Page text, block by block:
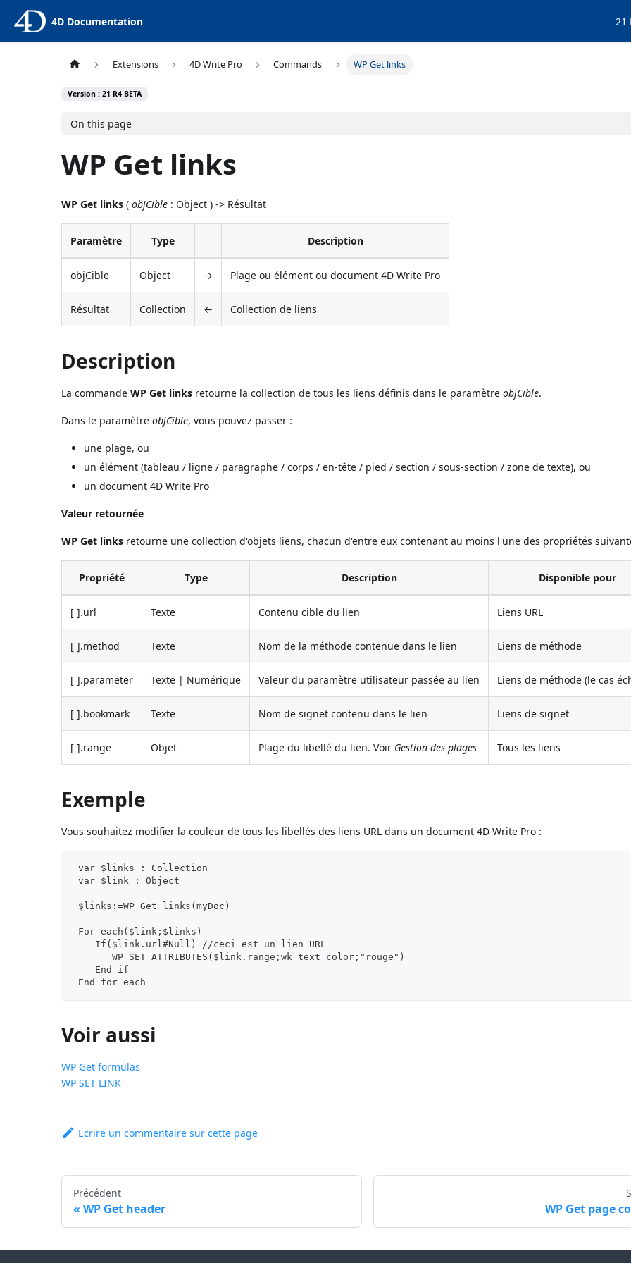
4D Documentation 21
Extensions 4D Write Pro Commands WP Get links
Version : 21 R4 BETA
On this page
WP Get links
WP Get links (objCible : Object ) -> Résultat
Paramètre Type Description
objCible Object → Plage ou élément ou document 4D Write Pro
Résultat Collection ← Collection de liens
Description
La commandeWP Get links retourne la collection de tous les liens définis dans le paramètreobjCible.
Dans le paramètreobjCible, vous pouvez passer :
une plage, ou
un élément (tableau / ligne / paragraphe / corps / en-tête / pied / section / sous-section / zone de texte), ou
un document 4D Write Pro
Valeur retournée
WP Get links retourne une collection d'objets liens, chacun d'entre eux contenant au moins l'une des propriétés
Propriété Type Description Disponible pour
[ ].url Texte Contenu cible du lien Liens URL
[ ].method Texte Nom de la méthode contenue dans le lien Liens de méthode
[ ].parameter Texte | Numérique Valeur du paramètre utilisateur passée au lien Liens de méthode (le cas
[ ].bookmark Texte Nom de signet contenu dans le lien Liens de signet
[ ].range Objet Plage du libellé du lien. Voir Gestion des plages Tous les liens
Exemple
Vous souhaitez modifier la couleur de tous les libellés des liens URL dans un document 4D Write Pro :
var $links : Collection
var $link : Object
$links:=WP Get links(myDoc)
For each($link;$links)
If($link.url#Null) //ceci est un lien URL
WP SET ATTRIBUTES($link.range;wk text color;"rouge")
End if
End for each
Voir aussi
WP Get formulas
WP SET LINK
Ecrire un commentaire sur cette page
Précédent
WP Get header WP Get page